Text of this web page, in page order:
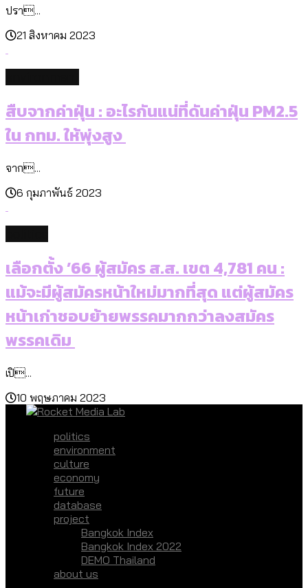
ปรา...
21 สิงหาคม 2023
สืบจากค่าฝุ่น : อะไรกันแน่ที่ดันค่าฝุ่น PM2.5
ใน กทม. ให้พุ่งสูง
จาก...
6 กุมภาพันธ์ 2023
เลือกตั้ง ’66 ผู้สมัคร ส.ส. เขต 4,781 คน :
แม้จะมีผู้สมัครหน้าใหม่มากที่สุด แต่ผู้สมัคร
หน้าเก่าชอบย้ายพรรคมากกว่าลงสมัคร
พรรคเดิม
เปิ...
10 พฤษภาคม 2023
politics
environment
culture
economy
future
database
project
Bangkok Index
Bangkok Index 2022
DEMO Thailand
about us